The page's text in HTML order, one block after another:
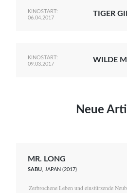
KINOSTART:
06.04.2017
TIGER
KINOSTART:
09.03.2017
WILDE
Neue
MR. LONG
SABU , JAPAN (2017)
Zerbrochene Leben und einstürzende